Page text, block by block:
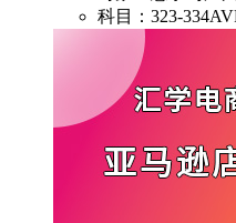
科目：323-